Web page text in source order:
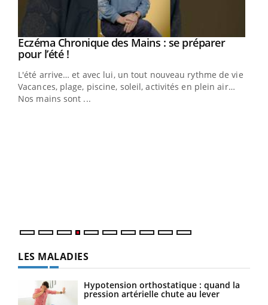
Youtube
Eczéma Chronique des Mains : se préparer
pour l’été !Youtube
L'été arrive… et avec lui, un tout nouveau rythme de vie !
Vacances, plage, piscine, soleil, activités en plein air…
Nos mains sont ...
LES MALADIES
Hypotension orthostatique : quand la
pression artérielle chute au lever